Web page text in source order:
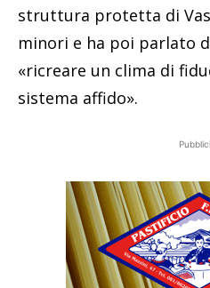
struttura protetta di
minori e ha poi parlato
«ricreare un clima di
sistema affido».